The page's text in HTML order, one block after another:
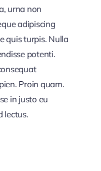
urna non
adipiscing
quis turpis. Nulla
potenti.
Proin quam.
in justo eu
lectus.